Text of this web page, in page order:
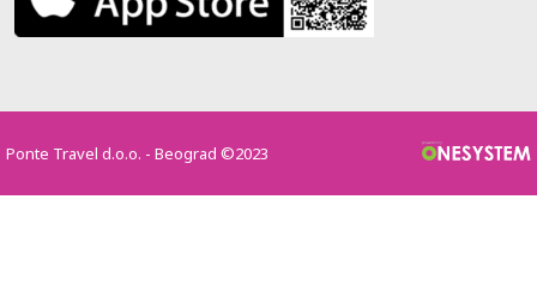
Ponte Travel d.o.o. - Beograd ©2023